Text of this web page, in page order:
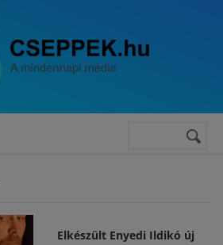
Keresés
Elkészült Enyedi Ildikó új